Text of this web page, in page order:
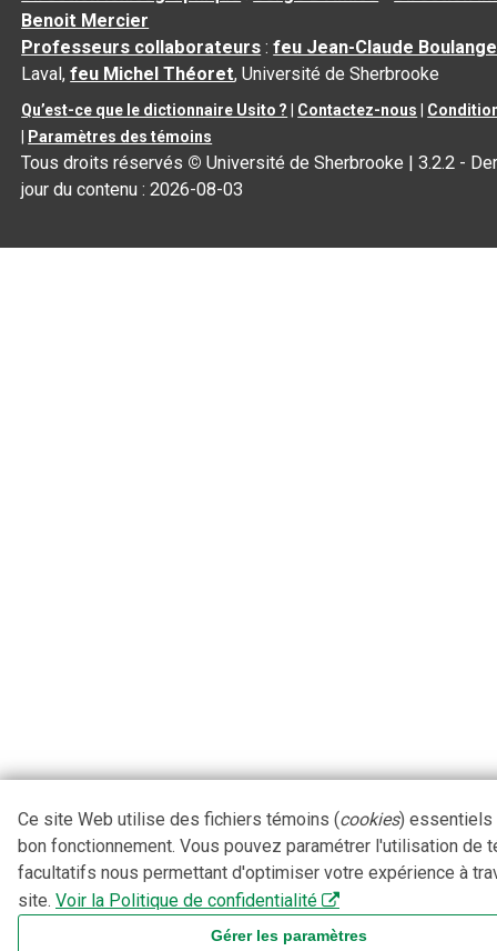
Benoit Mercier
Professeurs collaborateurs :feu Jean-Claude
Laval,feu Michel Théoret, Université de Sherbrooke
Qu’est-ce que le dictionnaire Usito ? Contactez-nous
Paramètres des témoins
Tous droits réservés © Université de Sherbrooke |3.2.2 -
jour du contenu :2026-08-03
Ce site Web utilise des fichiers témoins (cookies) essentiels
bon fonctionnement. Vous pouvez paramétrer l'utilisation de
facultatifs nous permettant d'optimiser votre expérience à
site. Voir la Politique de confidentialité
Gérer les paramètres